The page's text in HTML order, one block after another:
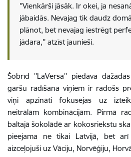
''Vienkārši jāsāk. Ir okei, ja
jābaidās. Nevajag tik daudz
plānot, bet nevajag iestrēgt
jādara,'' atzīst jaunieši.
Šobrīd ''LaVersa'' piedāvā
garšu radīšana viņiem ir radošs
viņi apzināti fokusējas uz
neitrālām kombinācijām. Pirmā
baltajā šokolādē ar kokosriekstu
pieejama ne tikai Latvijā, bet
aizceļojuši uz Vāciju, Norvēģiju,